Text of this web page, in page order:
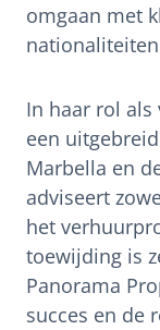
omgaan met
In haar rol als
een
Marbella en
adviseert
het
toewijding is
Panorama
succes en de